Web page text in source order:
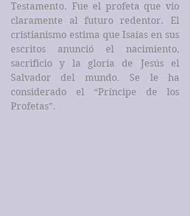
Testamento. Fue el profeta que vio
claramente al futuro redentor. El
cristianismo estima que Isaías en sus
escritos anunció el nacimiento,
sacrificio y la gloria de Jesús el
Salvador del mundo. Se le ha
considerado el “Príncipe de los
Profetas”.